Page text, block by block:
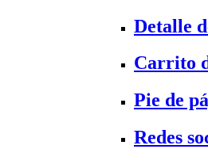
Detalle
Carrito
Pie de
Redes